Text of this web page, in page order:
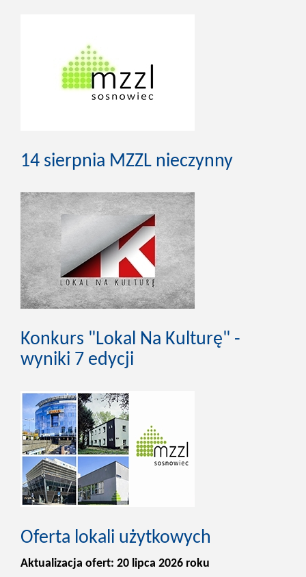
14 sierpnia MZZL nieczynny
Konkurs "Lokal Na Kulturę" -
wyniki 7 edycji
Oferta lokali użytkowych
Aktualizacja ofert: 20 lipca 2026 roku